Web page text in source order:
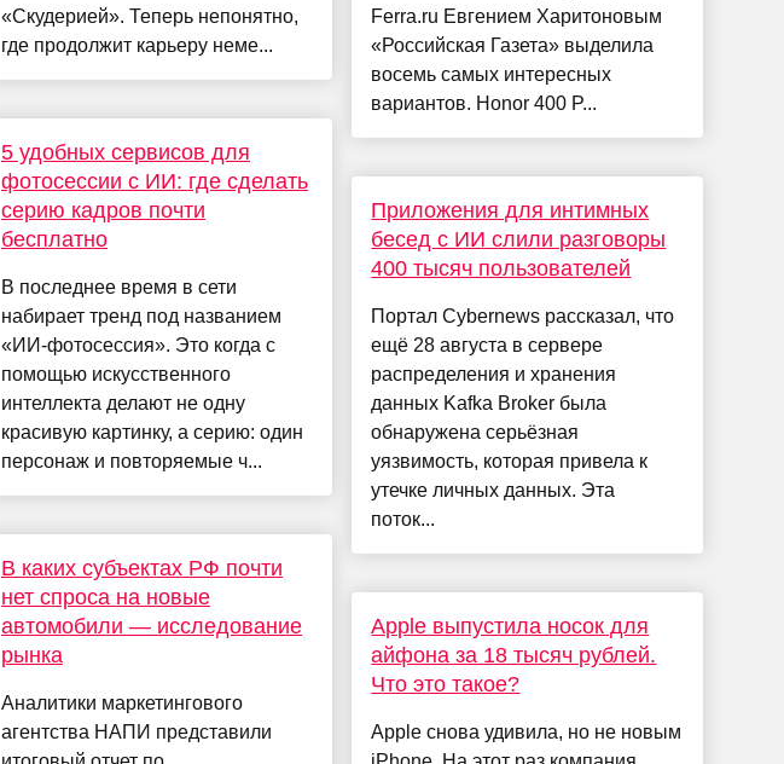
«Скудерией». Теперь непонятно,
где продолжит карьеру неме...
5 удобных сервисов для
фотосессии с ИИ: где сделать
серию кадров почти
бесплатно
В последнее время в сети
набирает тренд под названием
«ИИ-фотосессия». Это когда с
помощью искусственного
интеллекта делают не одну
красивую картинку, а серию: один
персонаж и повторяемые ч...
В каких субъектах РФ почти
нет спроса на новые
автомобили — исследование
рынка
Аналитики маркетингового
агентства НАПИ представили
Ferra.ru Евгением Харитоновым
«Российская Газета» выделила
восемь самых интересных
вариантов. Honor 400 P...
Приложения для интимных
бесед с ИИ слили разговоры
400 тысяч пользователей
Портал Cybernews рассказал, что
ещё 28 августа в сервере
распределения и хранения
данных Kafka Broker была
обнаружена серьёзная
уязвимость, которая привела к
утечке личных данных. Эта
поток...
Apple выпустила носок для
айфона за 18 тысяч рублей.
Что это такое?
Apple снова удивила, но не новым